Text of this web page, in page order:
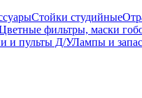
Стойки студийные
фильтры, маски
и пульты Д/УЛампы и